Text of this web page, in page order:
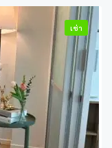
เช่า